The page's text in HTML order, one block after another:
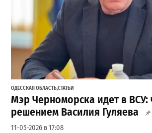
ОДЕССКАЯ ОБЛАСТЬ,СТАТЬИ
Мэр Черноморска идет в ВСУ:
решением Василия Гуляева
11-05-2026 в 17:08